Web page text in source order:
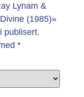
Lynam &
(1985)»
publisert.
*